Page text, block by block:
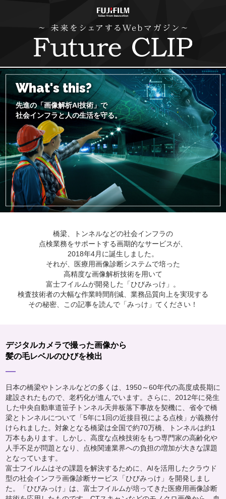
What's this?
先進の「画像解析AI技術」で
社会インフラと人の生活を守る。
橋梁、トンネルなどの社会インフラの
点検業務をサポートする画期的なサービスが、
2018年4月に誕生しました。
それが、医療用画像診断システムで培った
高精度な画像解析技術を用いて
富士フイルムが開発した「ひびみっけ」。
検査技術者の大幅な作業時間削減、業務品質向上を実現する
その秘密、この記事を読んで「みっけ」てください！
デジタルカメラで撮った画像から
髪の毛レベルのひびを検出
日本の橋梁やトンネルなどの多くは、1950～60年代の高度成長期に
建設されたもので、老朽化が進んでいます。さらに、2012年に発生
した中央自動車道笹子トンネル天井板落下事故を契機に、省令で橋
梁とトンネルについて「5年に1回の近接目視による点検」が義務付
けられました。対象となる橋梁は全国で約70万橋、トンネルは約1
万本もあります。しかし、高度な点検技術をもつ専門家の高齢化や
人手不足が問題となり、点検関連業界への負担の増加が大きな課題
となっています。
富士フイルムはその課題を解決するために、AIを活用したクラウド
型の社会インフラ画像診断サービス「ひびみっけ」を開発しまし
た。「ひびみっけ」は、富士フイルムが培ってきた医療用画像診断